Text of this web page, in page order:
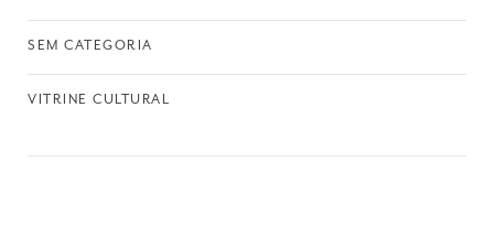
SEM CATEGORIA
VITRINE CULTURAL